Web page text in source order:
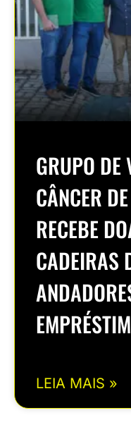
GRUPO DE
CÂNCER
RECEBE
CADEIRAS
LEIA MAIS »